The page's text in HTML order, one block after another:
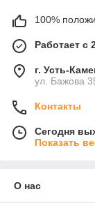
100%
Работает с
г. Усть-
ул. Бажова
Контакты
Сегодня
Показать
О нас